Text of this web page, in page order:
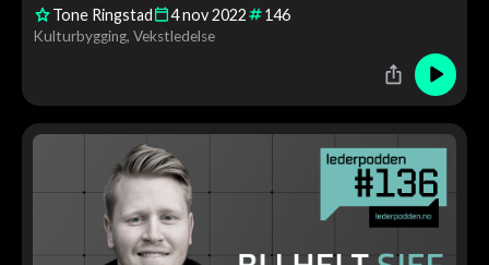
Tone Ringstad 4nov2022 146
Kulturbygging Vekstledelse